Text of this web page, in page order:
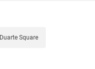
Duarte Square